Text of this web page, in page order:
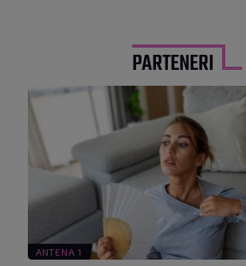
PARTENERI
ANTENA 1